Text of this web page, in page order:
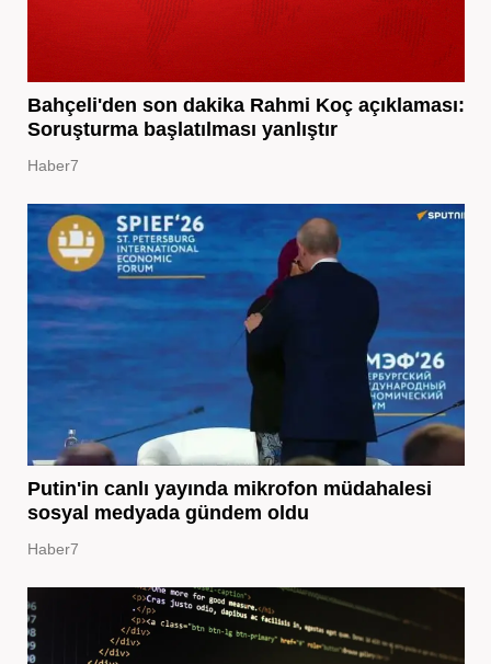
Bahçeli'den son dakika Rahmi Koç açıklaması:
Soruşturma başlatılması yanlıştır
Haber7
Putin'in canlı yayında mikrofon müdahalesi
sosyal medyada gündem oldu
Haber7